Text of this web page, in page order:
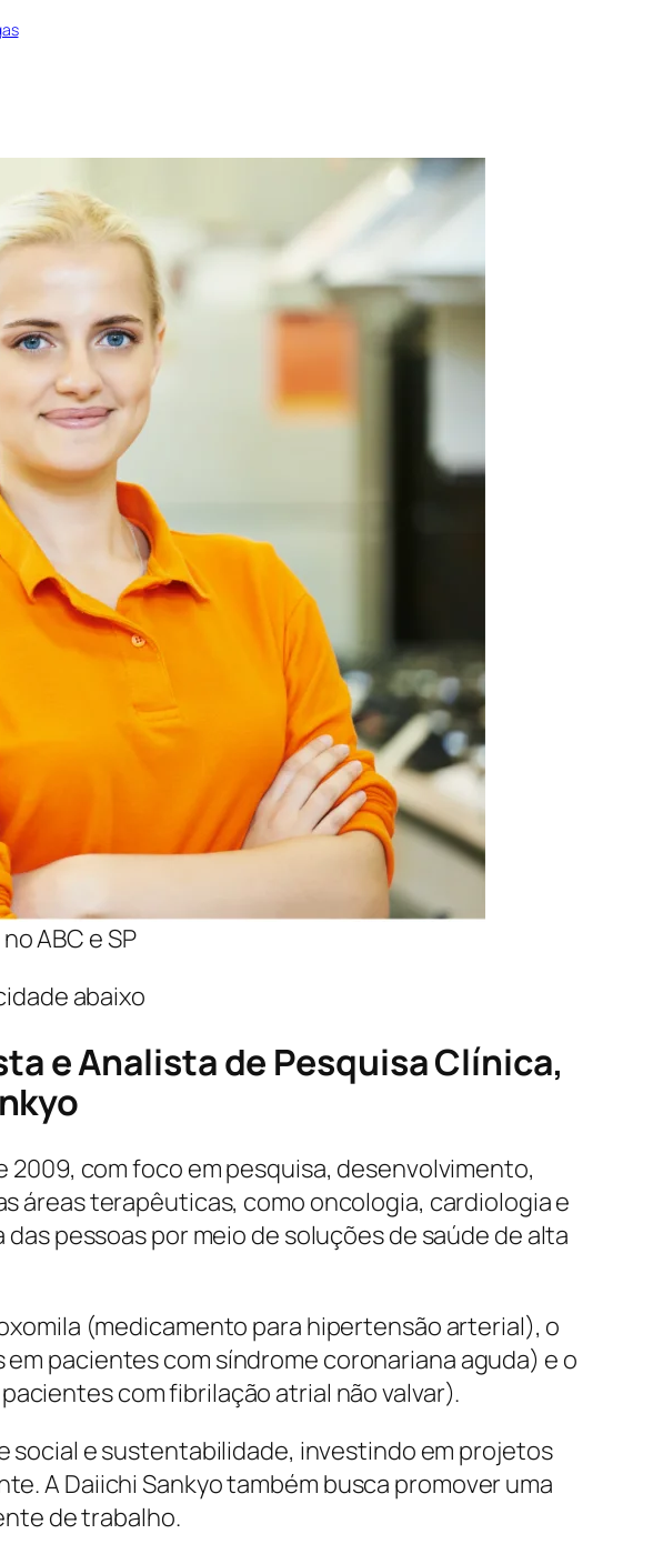
ABC e SP
abaixo
e Analista de Pesquisa Clínica,
2009, com foco em pesquisa, desenvolvimento,
áreas terapêuticas, como oncologia, cardiologia e
pessoas por meio de soluções de saúde de alta
(medicamento para hipertensão arterial), o
pacientes com síndrome coronariana aguda) e o
com fibrilação atrial não valvar).
social e sustentabilidade, investindo em projetos
A Daiichi Sankyo também busca promover uma
de trabalho.